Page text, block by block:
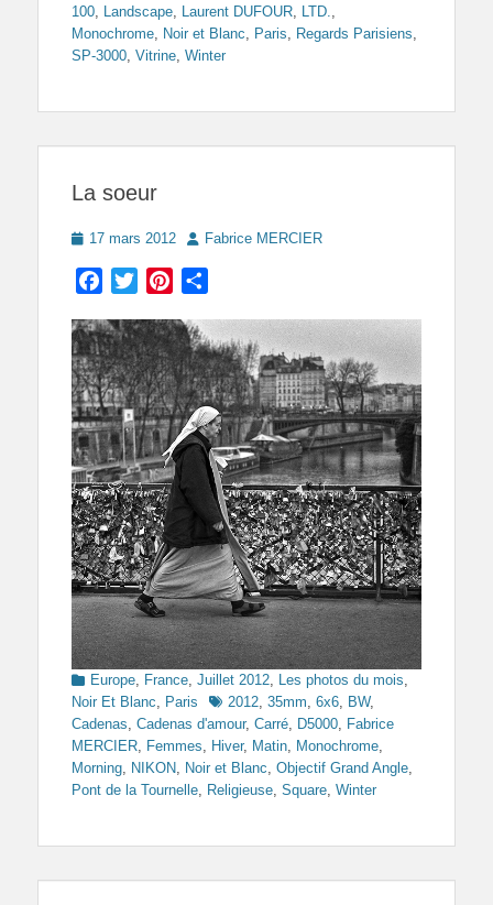
100 Landscape Laurent DUFOUR LTD.
Monochrome Noir et Blanc Paris Regards Parisiens
SP-3000 Vitrine Winter
La soeur
Posted
17 mars 2012 AuthorFabrice MERCIER
Facebook
TwitterPinterest
Categories
Europe France Juillet 2012 Les photos du mois
Noir Et Blanc
Paris Tags2012 35mm 6x6 BW,
Cadenas Cadenas d'amour, Carré D5000 Fabrice
MERCIER Femmes Hiver, Matin Monochrome
Morning NIKON Noir et Blanc Objectif Grand Angle
Pont de la Tournelle Religieuse Square Winter